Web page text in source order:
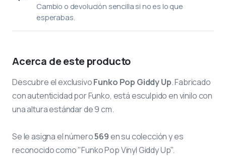
Cambio o devolución sencilla si no es lo que
esperabas.
Acerca de este producto
Descubre el exclusivoFunko Pop Giddy Up. Fabricado
con autenticidad por Funko, está esculpido en vinilo con
una altura estándar de 9 cm.
Se le asigna el número569en su colección y es
reconocido como "Funko Pop Vinyl Giddy Up".